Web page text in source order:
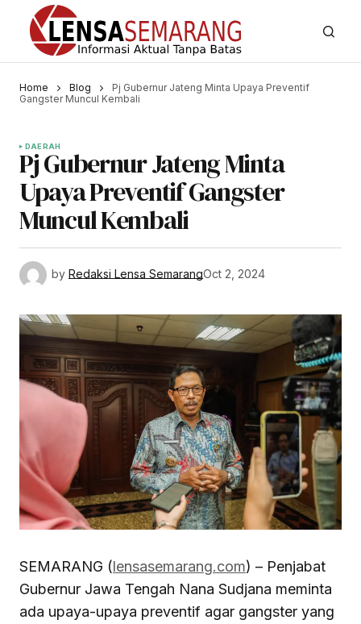
Home Blog
Pj Gubernur Jateng Minta Upaya Preventif
Gangster Muncul Kembali
DAERAH
Pj Gubernur Jateng Minta
Upaya Preventif Gangster
Muncul Kembali
by Redaksi Lensa SemarangOct 2, 2024
SEMARANG (lensasemarang.com) – Penjabat
Gubernur Jawa Tengah Nana Sudjana meminta
ada upaya-upaya preventif agar gangster yang